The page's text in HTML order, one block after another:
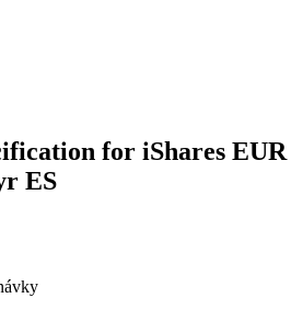
for iShares EUR
ES